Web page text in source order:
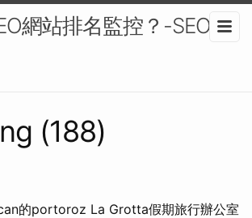
網站排名監控？-SEO服
(188)
的portoroz La Grotta假期旅行辦公室